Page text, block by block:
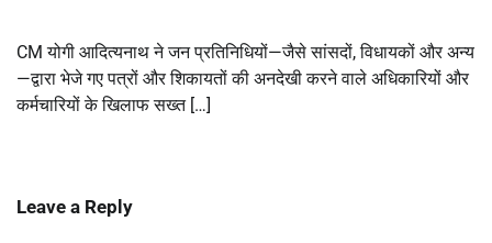
CM योगी आदित्यनाथ ने जन प्रतिनिधियों—जैसे सांसदों, विधायकों और अन्य
—द्वारा भेजे गए पत्रों और शिकायतों की अनदेखी करने वाले अधिकारियों और
कर्मचारियों के खिलाफ सख्त […]
Leave a Reply